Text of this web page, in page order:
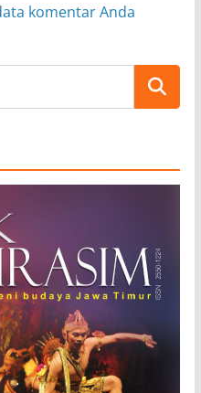
komentar Anda